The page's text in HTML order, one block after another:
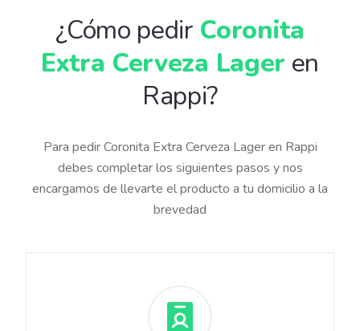
¿Cómo pedir Coronita
Extra Cerveza Lager en
Rappi?
Para pedir Coronita Extra Cerveza Lager en Rappi
debes completar los siguientes pasos y nos
encargamos de llevarte el producto a tu domicilio a la
brevedad